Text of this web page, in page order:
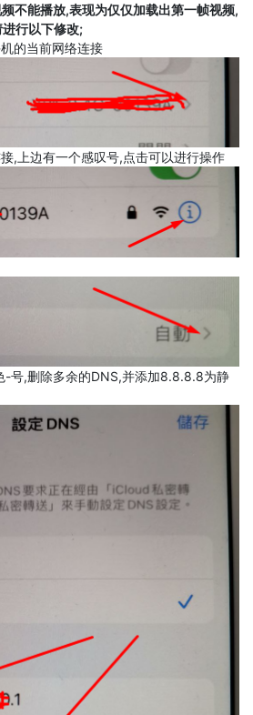
不能播放,表现为仅仅加载出第一帧视频,
行以下修改;
的当前网络连接
,上边有一个感叹号,点击可以进行操作
-号,删除多余的DNS,并添加8.8.8.8为静